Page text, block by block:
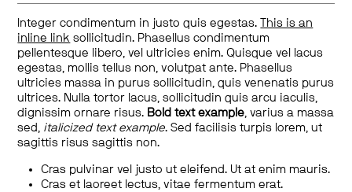
Integer condimentum in justo quis egestas.
This is an
inline link sollicitudin. Phasellus condimentum
pellentesque libero, vel ultricies enim. Quisque vel lacus
egestas, mollis tellus non, volutpat ante. Phasellus
ultricies massa in purus sollicitudin, quis venenatis purus
ultrices. Nulla tortor lacus, sollicitudin quis arcu iaculis,
dignissim ornare risus. Bold text example, varius a massa
sed, italicized text example. Sed facilisis turpis lorem, ut
sagittis risus sagittis non.
Cras pulvinar vel justo ut eleifend. Ut at enim mauris.
Cras et laoreet lectus, vitae fermentum erat.